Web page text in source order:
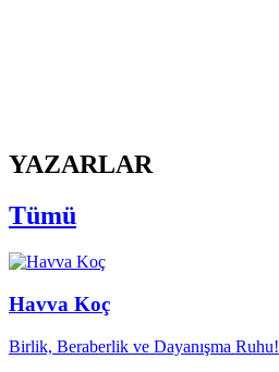
YAZARLAR
Tümü
Havva Koç
Birlik, Beraberlik ve Dayanışma Ruhu!